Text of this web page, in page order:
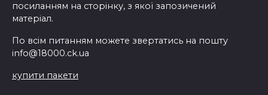
посиланням на сторінку, з якої запозичений
матеріал.
По всім питанням можете звертатись на пошту
info@18000.ck.ua
купити пакети